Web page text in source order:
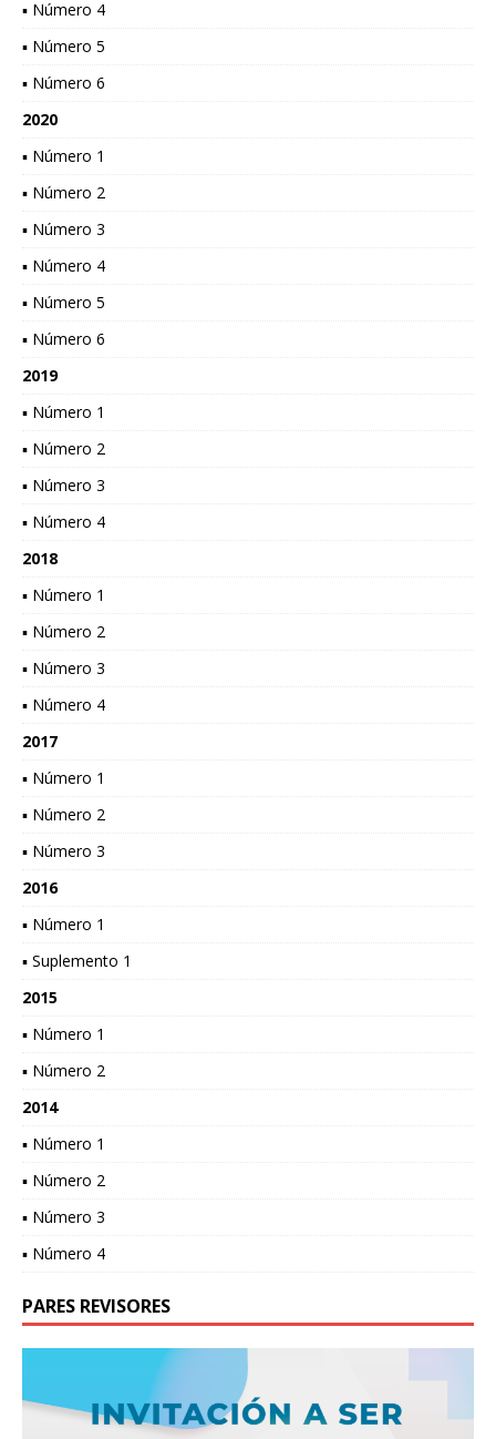
▪ Número 4
▪ Número 5
▪ Número 6
2020
▪ Número 1
▪ Número 2
▪ Número 3
▪ Número 4
▪ Número 5
▪ Número 6
2019
▪ Número 1
▪ Número 2
▪ Número 3
▪ Número 4
2018
▪ Número 1
▪ Número 2
▪ Número 3
▪ Número 4
2017
▪ Número 1
▪ Número 2
▪ Número 3
2016
▪ Número 1
▪ Suplemento 1
2015
▪ Número 1
▪ Número 2
2014
▪ Número 1
▪ Número 2
▪ Número 3
▪ Número 4
PARES REVISORES